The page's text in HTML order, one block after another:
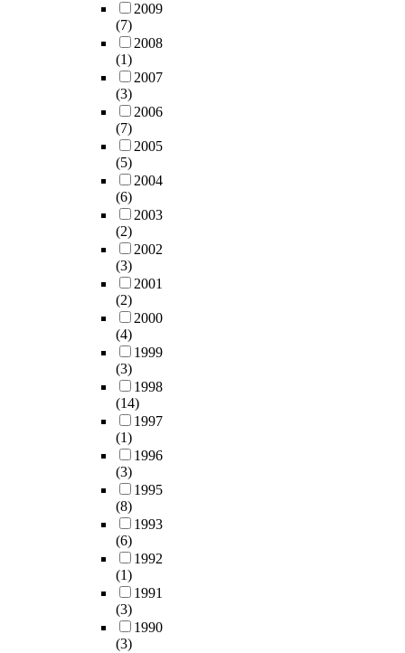
2009
(7)
2008
(1)
2007
(3)
2006
(7)
2005
(5)
2004
(6)
2003
(2)
2002
(3)
2001
(2)
2000
(4)
1999
(3)
1998
(14)
1997
(1)
1996
(3)
1995
(8)
1993
(6)
1992
(1)
1991
(3)
1990
(3)